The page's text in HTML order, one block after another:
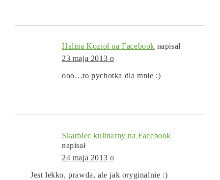
Halina Kozioł na Facebook napisał
23 maja 2013 o
ooo…to pychotka dla mnie :)
Skarbiec kulinarny na Facebook
napisał
24 maja 2013 o
Jest lekko, prawda, ale jak oryginalnie :)